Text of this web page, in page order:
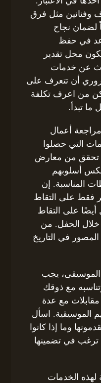
وفنانين مثل فرق
لضمان نجاح
في حفظ
محل تقدير
عن خدمات
أن تتعرف على
من اعرف تكلفة
ما تبدأ.
أعمال
التي حصلوا
تحقق من معارض
أسلوبهم
المناسبة. إن
فقط على التقاط
أيضًا على التقاط
خلال الحفل. من
المصور في التاريخ
الموسيقى، يجب
مع ذوقك
مع عدة
الموسيقية. اسأل
وما إذا كانوا
ترغب في تضمينها
لهذه الخدمات